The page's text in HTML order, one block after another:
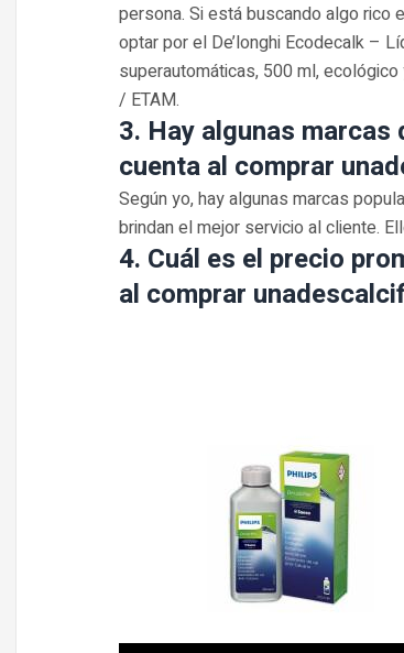
persona. Si está buscando algo rico
optar por el De’longhi Ecodecalk –
superautomáticas, 500 ml,
/ ETAM.
3. Hay algunas marcas
cuenta al comprar
Según yo, hay algunas marcas
brindan el mejor servicio al cliente.
4. Cuál es el precio
al comprar